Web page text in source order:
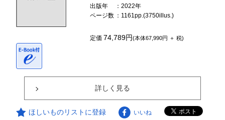
出版年
：2022年
ページ数 ：1161pp.(3750illus.)
定価 74,789円(本体67,990円 ＋ 税)
詳しく見る
ほしいものリストに登録 いいね